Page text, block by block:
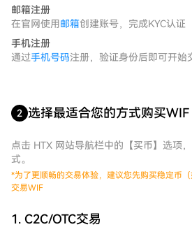
邮箱注册
在官网使用 邮箱创建账号，完成KYC认证
手机注册
通过手机号码注册，验证身份后即可开始
2 选择最适合您的方式购买WIF
点击 HTX 网站导航栏中的【买币】选项
式。
*为了更顺畅的交易体验，建议您先购买稳定币
交易WIF
1. C2C/OTC交易